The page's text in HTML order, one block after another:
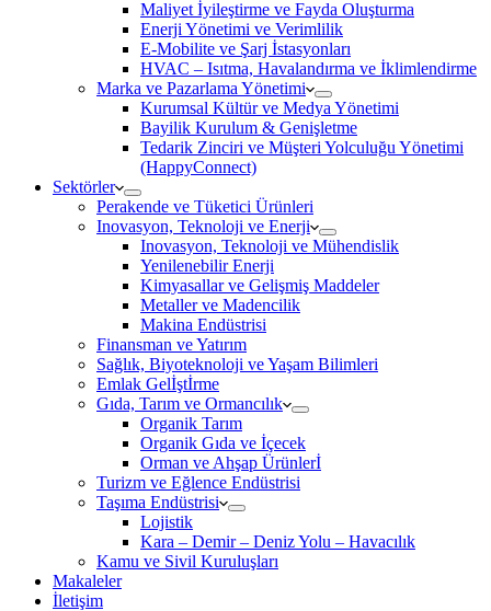
Maliyet İyileştirme ve Fayda Oluşturma
Enerji Yönetimi ve Verimlilik
E-Mobilite ve Şarj İstasyonları
HVAC – Isıtma, Havalandırma ve İklimlendirme
Marka ve Pazarlama Yönetimi
Kurumsal Kültür ve Medya Yönetimi
Bayilik Kurulum & Genişletme
Tedarik Zinciri ve Müşteri Yolculuğu Yönetimi
(HappyConnect)
Sektörler
Perakende ve Tüketici Ürünleri
Inovasyon, Teknoloji ve Enerji
Inovasyon, Teknoloji ve Mühendislik
Yenilenebilir Enerji
Kimyasallar ve Gelişmiş Maddeler
Metaller ve Madencilik
Makina Endüstrisi
Finansman ve Yatırım
Sağlık, Biyoteknoloji ve Yaşam Bilimleri
Emlak Gelİştİrme
Gıda, Tarım ve Ormancılık
Organik Tarım
Organik Gıda ve İçecek
Orman ve Ahşap Ürünlerİ
Turizm ve Eğlence Endüstrisi
Taşıma Endüstrisi
Lojistik
Kara – Demir – Deniz Yolu – Havacılık
Kamu ve Sivil Kuruluşları
Makaleler
İletişim